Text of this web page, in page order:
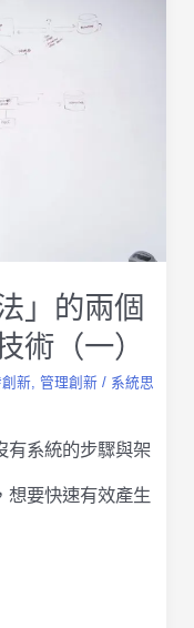
」的兩個
術（一）
新 ,管理創新 / 系統思
有系統的步驟與架
想要快速有效產生